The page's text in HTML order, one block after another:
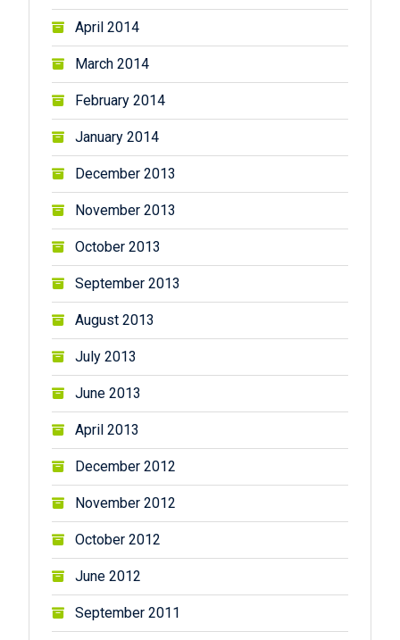
April 2014
March 2014
February 2014
January 2014
December 2013
November 2013
October 2013
September 2013
August 2013
July 2013
June 2013
April 2013
December 2012
November 2012
October 2012
June 2012
September 2011